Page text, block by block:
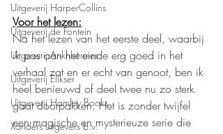
Uitgeverij HarperCollins
Uitgeverij de Fontein
Uitgeverij Ankhhermes
Uitgeverij Elikser
Uitgeverij Hamley Books
Xanders uitgevers b.v.
Voor het lezen:
Na het lezen van het eerste deel, waarbij
ik pas aan het einde erg goed in het
verhaal zat en er echt van genoot, ben ik
heel benieuwd of deel twee nu zo sterk
gaat doorpakken. Het is zonder twijfel
een magische en mysterieuze serie die